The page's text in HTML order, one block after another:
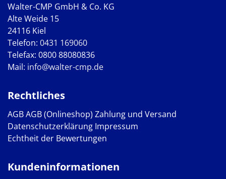
Walter-CMP GmbH & Co. KG
Alte Weide 15
24116 Kiel
Telefon: 0431 169060
Telefax: 0800 88080836
Mail: info@walter-cmp.de
Rechtliches
AGBAGB (Onlineshop) Zahlung und Versand
Datenschutzerklärung Impressum
Echtheit der Bewertungen
Kundeninformationen